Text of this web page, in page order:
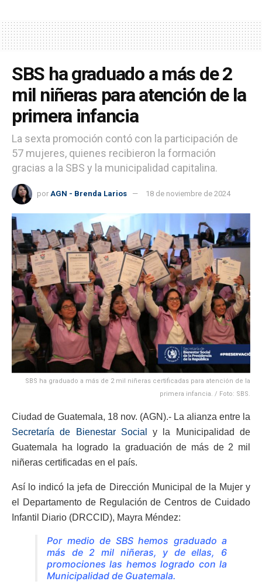
SBS ha graduado a más de 2
mil niñeras para atención de la
primera infancia
La sexta promoción contó con la participación de
57 mujeres, quienes recibieron la formación
gracias a la SBS y la municipalidad capitalina.
por AGN - Brenda Larios 18 de noviembre de 2024
SBS ha graduado a más de 2 mil niñeras certificadas para atención de la
primera infancia. / Foto: SBS.
Ciudad de Guatemala, 18 nov. (AGN).- La alianza entre la
Secretaría de Bienestar Social
y la Municipalidad de
Guatemala ha logrado la graduación de más de 2 mil
niñeras certificadas en el país.
Así lo indicó la jefa de Dirección Municipal de la Mujer y
el Departamento de Regulación de Centros de Cuidado
Infantil Diario (DRCCID), Mayra Méndez:
Por medio de SBS hemos graduado a
más de 2 mil niñeras, y de ellas, 6
promociones las hemos logrado con la
Municipalidad de Guatemala.